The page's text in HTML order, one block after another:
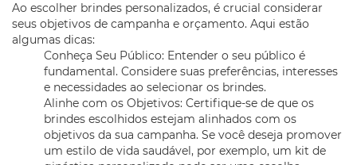
Ao escolher brindes personalizados, é crucial considerar
seus objetivos de campanha e orçamento. Aqui estão
algumas dicas:
Conheça Seu Público: Entender o seu público é
fundamental. Considere suas preferências, interesses
e necessidades ao selecionar os brindes.
Alinhe com os Objetivos: Certifique-se de que os
brindes escolhidos estejam alinhados com os
objetivos da sua campanha. Se você deseja promover
um estilo de vida saudável, por exemplo, um kit de